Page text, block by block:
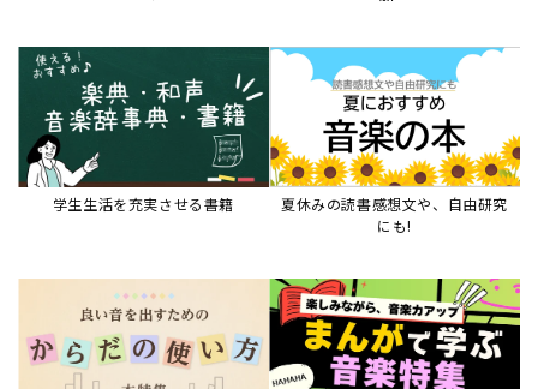
学生生活を充実させる書籍
夏休みの読書感想文や、自由研究
にも!